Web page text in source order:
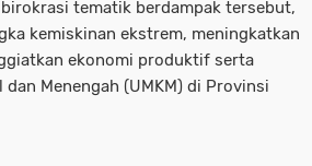
tematik berdampak tersebut,
kemiskinan ekstrem, meningkatkan
ekonomi produktif serta
Menengah (UMKM) di Provinsi